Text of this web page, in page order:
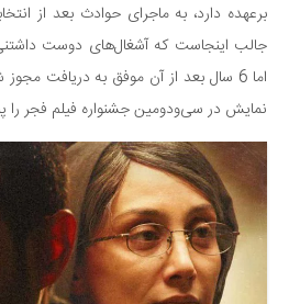
و هنرهای تجسمی
و کتاب‌خوانی
بعد از آن موفق به دریافت مجوز شد، هر چند
جشنواره فیلم فجر را پیدا کند.